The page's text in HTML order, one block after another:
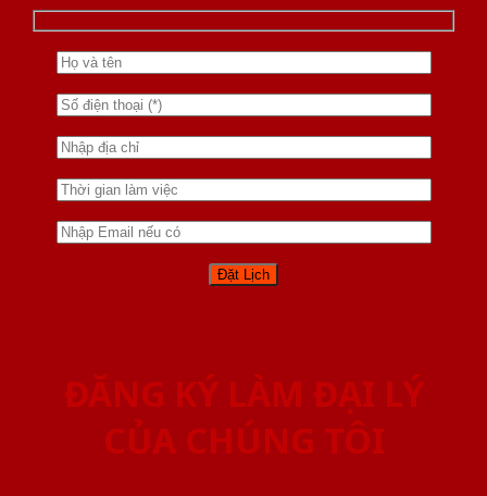
ĐĂNG KÝ LÀM ĐẠI LÝ
CỦA CHÚNG TÔI